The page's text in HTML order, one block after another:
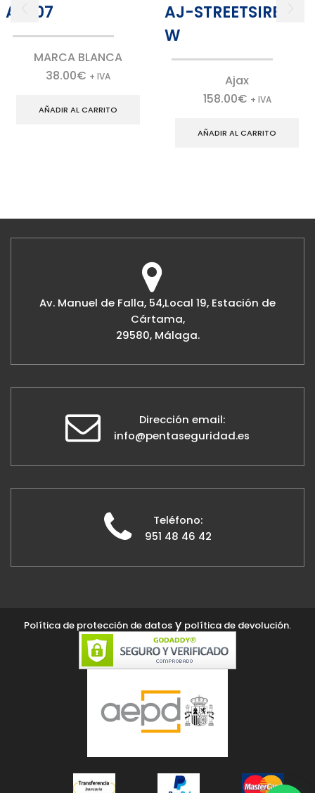
AC107
MARCA BLANCA
38.00€ + IVA
AÑADIR AL CARRITO
AJ-STREETSIREN-
W
Ajax
158.00€ + IVA
AÑADIR AL CARRITO
Av. Manuel de Falla, 54,Local 19, Estación de
Cártama,
29580, Málaga.
Dirección email:
info@pentaseguridad.es
Teléfono:
951 48 46 42
Política de protección de datos y política de devolución.